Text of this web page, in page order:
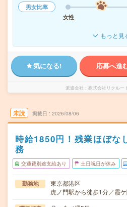
男女比率
女性
もっと見
気になる! 応募へ進
派遣会社 株式会社リクルー
未読 掲載日 2026/08/06
時給1850円！残業ほぼ
務
交通費別途支給あり 土日祝日が休み
勤務地
東京都港区
虎ノ門駅から徒歩1分／霞